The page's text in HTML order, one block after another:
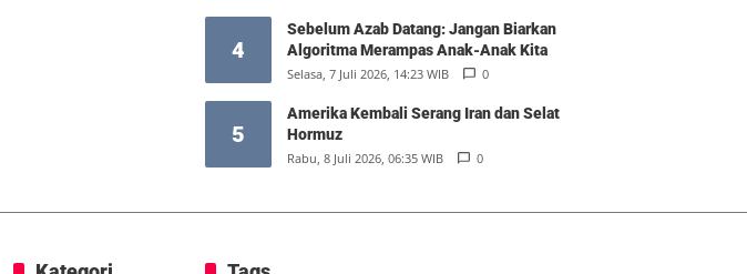
4
Sebelum Azab Datang: Jangan Biarkan
Algoritma Merampas Anak-Anak Kita
Selasa, 7 Juli 2026, 14:23 WIB 0
5
Amerika Kembali Serang Iran dan Selat
Hormuz
Rabu, 8 Juli 2026, 06:35 WIB 0